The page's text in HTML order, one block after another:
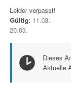
Leider verpasst!
Gültig: 11.03. -
20.03.
Dieses
Aktuelle